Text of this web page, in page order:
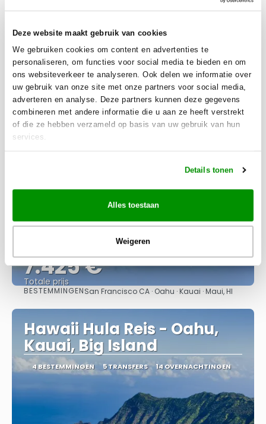
Deze website maakt gebruik van cookies
We gebruiken cookies om content en advertenties te
personaliseren, om functies voor social media te bieden en om
ons websiteverkeer te analyseren. Ook delen we informatie over
uw gebruik van onze site met onze partners voor social media,
adverteren en analyse. Deze partners kunnen deze gegevens
combineren met andere informatie die u aan ze heeft verstrekt
of die ze hebben verzameld op basis van uw gebruik van hun
services.
Details tonen
Alles toestaan
Weigeren
Bekijk
San Francisco CA · Oahu · Hawaii-eiland HI · Maui, HI
Hawaii Makuku reis - San
Francisco, Oahu, Kauai,
Maui
4 BESTEMMINGEN 5 TRANSFERS 14 OVERNACHTINGEN
7.425 €
Totale prijs
Bekijk
BESTEMMINGENSan Francisco CA · Oahu · Kauai · Maui, HI
Hawaii Hula Reis - Oahu,
Kauai, Big Island
4 BESTEMMINGEN 5 TRANSFERS 14 OVERNACHTINGEN